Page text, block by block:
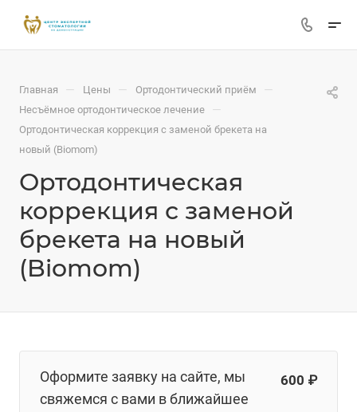
Главная — Цены — Ортодонтический приём —
Несъёмное ортодонтическое лечение —
Ортодонтическая коррекция с заменой брекета на
новый (Biomom)
Ортодонтическая
коррекция с заменой
брекета на новый
(Biomom)
Оформите заявку на сайте, мы
свяжемся с вами в ближайшее
600 ₽